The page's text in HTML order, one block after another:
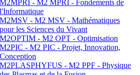
M2MPRI - M2 MPRI - Fondements de
l'Informatique
M2MSV - M2 MSV - Mathématiques
pour les Sciences du Vivant
M2OPTIM - M2 OPT - Optimisation
M2PIC - M2 PIC - Projet, Innovation,
Conception
M2PLASPHYFUS - M2 PPF - Physique